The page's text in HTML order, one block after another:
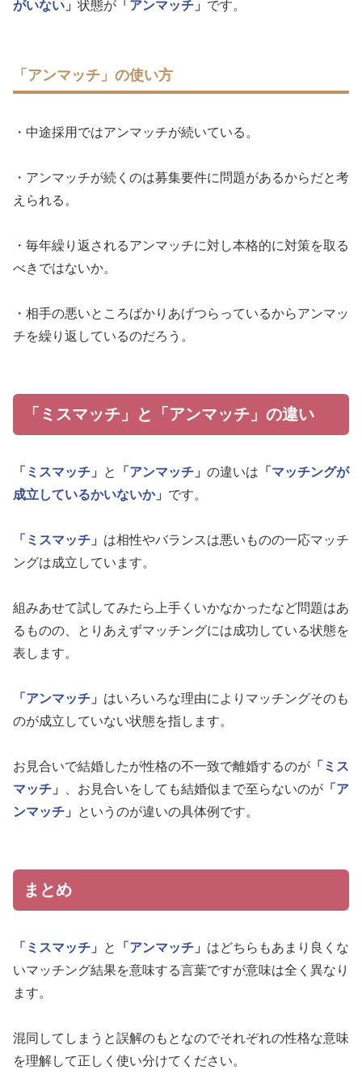
がいない」 状態が 「アンマッチ」 です。
「アンマッチ」の使い方
・中途採用ではアンマッチが続いている。
・アンマッチが続くのは募集要件に問題があるからだと考
えられる。
・毎年繰り返されるアンマッチに対し本格的に対策を取る
べきではないか。
・相手の悪いところばかりあげつらっているからアンマッ
チを繰り返しているのだろう。
「ミスマッチ」と「アンマッチ」の違い
「ミスマッチ」 と 「アンマッチ」 の違いは 「マッチングが
成立しているかいないか」 です。
「ミスマッチ」 は相性やバランスは悪いものの一応マッチ
ングは成立しています。
組みあせて試してみたら上手くいかなかったなど問題はあ
るものの、とりあえずマッチングには成功している状態を
表します。
「アンマッチ」 はいろいろな理由によりマッチングそのも
のが成立していない状態を指します。
お見合いで結婚したが性格の不一致で離婚するのが 「ミス
マッチ」
、お見合いをしても結婚似まで至らないのが 「ア
ンマッチ」
というのが違いの具体例です。
まとめ
「ミスマッチ」 と 「アンマッチ」 はどちらもあまり良くな
いマッチング結果を意味する言葉ですが意味は全く異なり
ます。
混同してしまうと誤解のもとなのでそれぞれの性格な意味
を理解して正しく使い分けてください。